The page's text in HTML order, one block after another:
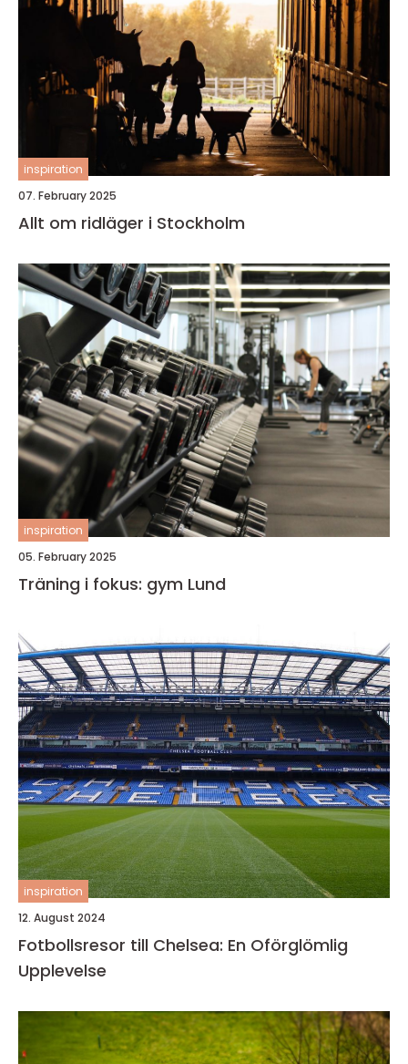
inspiration
07. February 2025
Allt om ridläger i Stockholm
inspiration
05. February 2025
Träning i fokus: gym Lund
inspiration
12. August 2024
Fotbollsresor till Chelsea: En Oförglömlig
Upplevelse